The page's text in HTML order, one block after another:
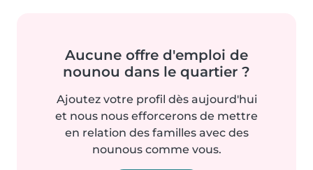
Aucune offre d'emploi de
nounou dans le quartier ?
Ajoutez votre profil dès aujourd'hui
et nous nous efforcerons de mettre
en relation des familles avec des
nounous comme vous.